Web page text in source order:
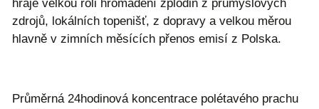
hraje velkou roli hromadění zplodin z průmyslových
zdrojů, lokálních topenišť, z dopravy a velkou měrou
hlavně v zimních měsících přenos emisí z Polska.
Průměrná 24hodinová koncentrace polétavého prachu